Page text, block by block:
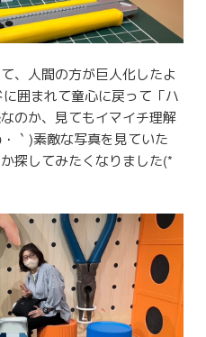
、人間の方が巨人化したよ
囲まれて童心に戻って「ハ
のか、見てもイマイチ理解
｀)素敵な写真を見ていた
探してみたくなりました(*